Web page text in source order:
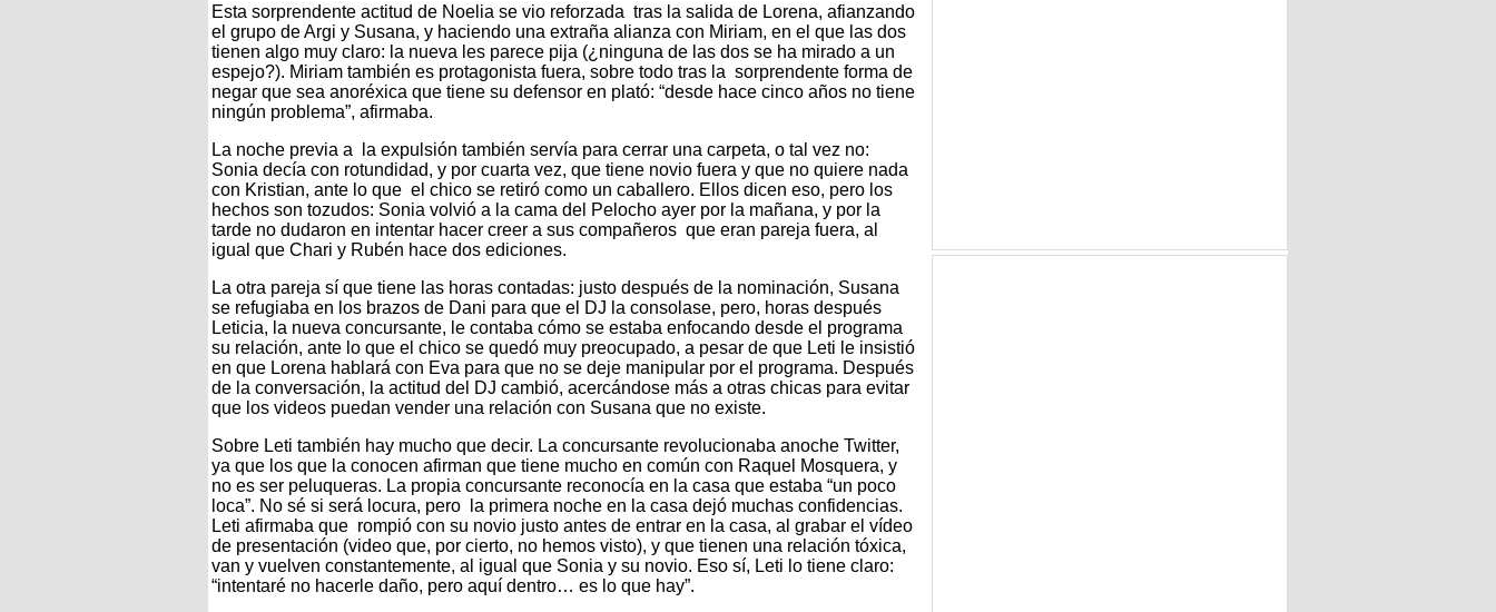
Esta sorprendente actitud de Noelia se vio reforzada tras la salida de Lorena, afianzando
el grupo de Argi y Susana, y haciendo una extraña alianza con Miriam, en el que las dos
tienen algo muy claro: la nueva les parece pija (¿ninguna de las dos se ha mirado a un
espejo?). Miriam también es protagonista fuera, sobre todo tras la sorprendente forma de
negar que sea anoréxica que tiene su defensor en plató: “desde hace cinco años no tiene
ningún problema”, afirmaba.
La noche previa a la expulsión también servía para cerrar una carpeta, o tal vez no:
Sonia decía con rotundidad, y por cuarta vez, que tiene novio fuera y que no quiere nada
con Kristian, ante lo que el chico se retiró como un caballero. Ellos dicen eso, pero los
hechos son tozudos: Sonia volvió a la cama del Pelocho ayer por la mañana, y por la
tarde no dudaron en intentar hacer creer a sus compañeros que eran pareja fuera, al
igual que Chari y Rubén hace dos ediciones.
La otra pareja sí que tiene las horas contadas: justo después de la nominación, Susana
se refugiaba en los brazos de Dani para que el DJ la consolase, pero, horas después
Leticia, la nueva concursante, le contaba cómo se estaba enfocando desde el programa
su relación, ante lo que el chico se quedó muy preocupado, a pesar de que Leti le insistió
en que Lorena hablará con Eva para que no se deje manipular por el programa. Después
de la conversación, la actitud del DJ cambió, acercándose más a otras chicas para evitar
que los videos puedan vender una relación con Susana que no existe.
Sobre Leti también hay mucho que decir. La concursante revolucionaba anoche Twitter,
ya que los que la conocen afirman que tiene mucho en común con Raquel Mosquera, y
no es ser peluqueras. La propia concursante reconocía en la casa que estaba “un poco
loca”. No sé si será locura, pero la primera noche en la casa dejó muchas confidencias.
Leti afirmaba que rompió con su novio justo antes de entrar en la casa, al grabar el vídeo
de presentación (video que, por cierto, no hemos visto), y que tienen una relación tóxica,
van y vuelven constantemente, al igual que Sonia y su novio. Eso sí, Leti lo tiene claro:
“intentaré no hacerle daño, pero aquí dentro… es lo que hay”.